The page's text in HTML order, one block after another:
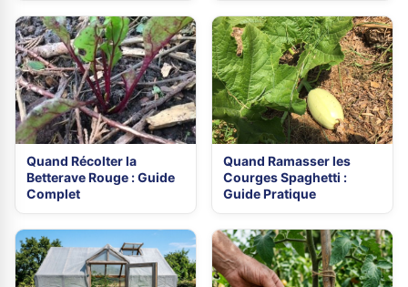
Quand Récolter la
Betterave Rouge : Guide
Complet
Quand Ramasser les
Courges Spaghetti :
Guide Pratique